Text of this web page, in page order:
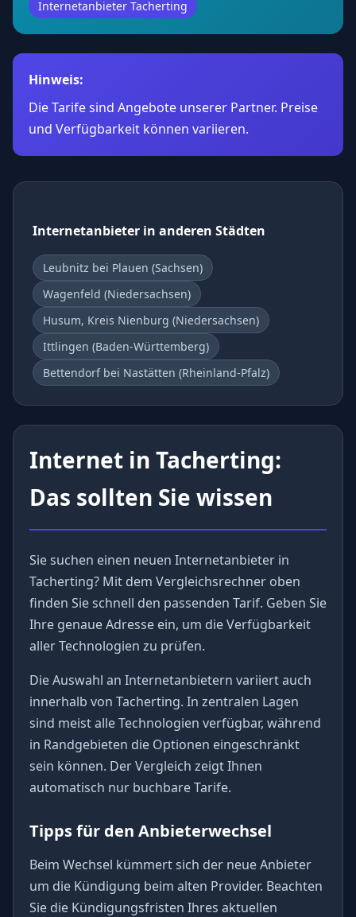
Internetanbieter Tacherting
Hinweis:
Die Tarife sind Angebote unserer Partner. Preise
und Verfügbarkeit können variieren.
Internetanbieter in anderen Städten
Leubnitz bei Plauen (Sachsen)
Wagenfeld (Niedersachsen)
Husum, Kreis Nienburg (Niedersachsen)
Ittlingen (Baden-Württemberg)
Bettendorf bei Nastätten (Rheinland-Pfalz)
Internet in Tacherting:
Das sollten Sie wissen
Sie suchen einen neuen Internetanbieter in
Tacherting? Mit dem Vergleichsrechner oben
finden Sie schnell den passenden Tarif. Geben Sie
Ihre genaue Adresse ein, um die Verfügbarkeit
aller Technologien zu prüfen.
Die Auswahl an Internetanbietern variiert auch
innerhalb von Tacherting. In zentralen Lagen
sind meist alle Technologien verfügbar, während
in Randgebieten die Optionen eingeschränkt
sein können. Der Vergleich zeigt Ihnen
automatisch nur buchbare Tarife.
Tipps für den Anbieterwechsel
Beim Wechsel kümmert sich der neue Anbieter
um die Kündigung beim alten Provider. Beachten
Sie die Kündigungsfristen Ihres aktuellen